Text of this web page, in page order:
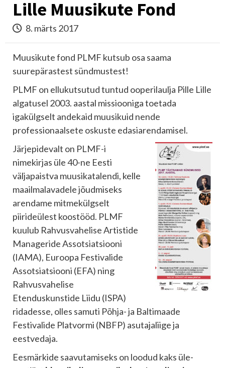
Lille Muusikute Fond
8. märts 2017
Muusikute fond PLMF kutsub osa saama
suurepärastest sündmustest!
PLMF on ellukutsutud tuntud ooperilaulja Pille Lille
algatusel 2003. aastal missiooniga toetada
igakülgselt andekaid muusikuid nende
professionaalsete oskuste edasiarendamisel.
Järjepidevalt on PLMF-i
nimekirjas üle 40-ne Eesti
väljapaistva muusikatalendi, kelle
maailmalavadele jõudmiseks
arendame mitmekülgselt
piirideülest koostööd. PLMF
kuulub Rahvusvahelise Artistide
Manageride Assotsiatsiooni
(IAMA), Euroopa Festivalide
Assotsiatsiooni (EFA) ning
Rahvusvahelise
Etenduskunstide Liidu (ISPA)
ridadesse, olles samuti Põhja- ja Baltimaade
Festivalide Platvormi (NBFP) asutajaliige ja
eestvedaja.
Eesmärkide saavutamiseks on loodud kaks üle-